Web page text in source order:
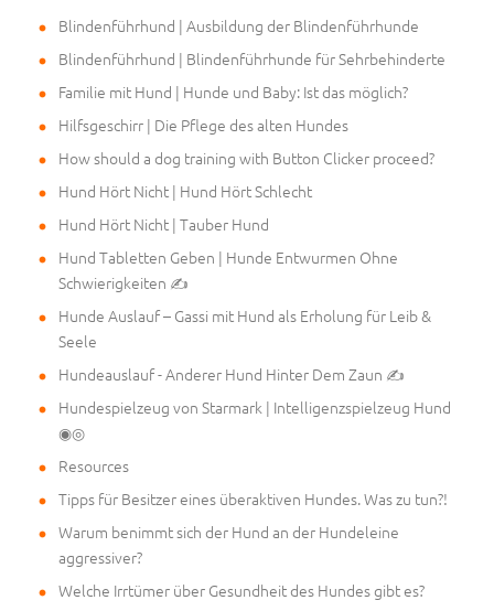
Blindenführhund | Ausbildung der Blindenführhunde
Blindenführhund | Blindenführhunde für Sehrbehinderte
Familie mit Hund | Hunde und Baby: Ist das möglich?
Hilfsgeschirr | Die Pflege des alten Hundes
How should a dog training with Button Clicker proceed?
Hund Hört Nicht | Hund Hört Schlecht
Hund Hört Nicht | Tauber Hund
Hund Tabletten Geben | Hunde Entwurmen Ohne
Schwierigkeiten ✍
Hunde Auslauf – Gassi mit Hund als Erholung für Leib &
Seele
Hundeauslauf - Anderer Hund Hinter Dem Zaun ✍
Hundespielzeug von Starmark | Intelligenzspielzeug Hund
◉◎
Resources
Tipps für Besitzer eines überaktiven Hundes. Was zu tun?!
Warum benimmt sich der Hund an der Hundeleine
aggressiver?
Welche Irrtümer über Gesundheit des Hundes gibt es?